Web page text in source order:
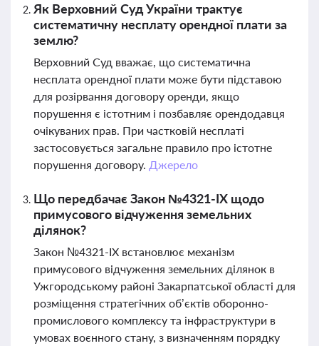
Як Верховний Суд України трактує
систематичну несплату орендної плати за
землю?
Верховний Суд вважає, що систематична
несплата орендної плати може бути підставою
для розірвання договору оренди, якщо
порушення є істотним і позбавляє орендодавця
очікуваних прав. При частковій несплаті
застосовується загальне правило про істотне
порушення договору. Джерело
Що передбачає Закон №4321-ІХ щодо
примусового відчуження земельних
ділянок?
Закон №4321-ІХ встановлює механізм
примусового відчуження земельних ділянок в
Ужгородському районі Закарпатської області для
розміщення стратегічних об’єктів оборонно-
промислового комплексу та інфраструктури в
умовах воєнного стану, з визначенням порядку